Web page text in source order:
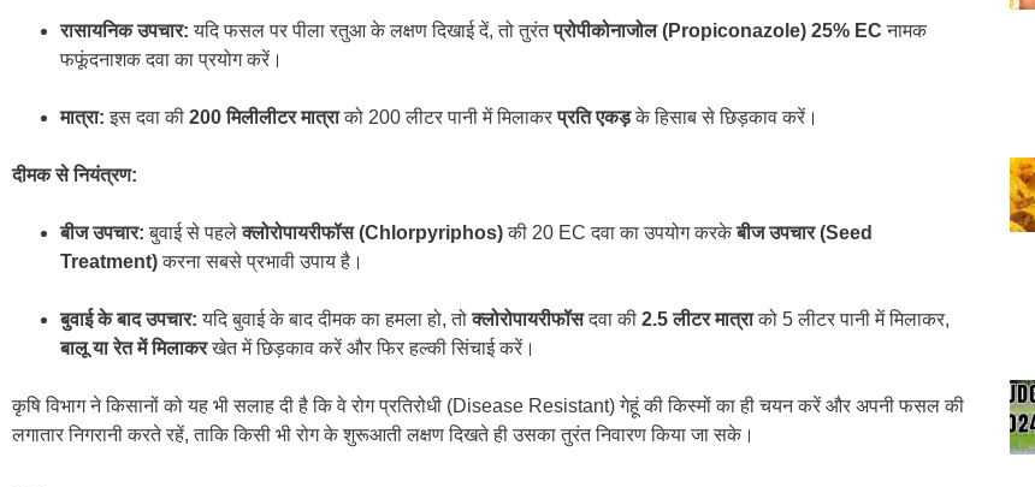
रासायनिक उपचार: यदि फसल पर पीला रतुआ के लक्षण दिखाई दें, तो तुरंतप्रोपीकोनाजोल (Propiconazole) 25% EC नामक
फफूंदनाशक दवा का प्रयोग करें।
मात्रा: इस दवा की 200 मिलीलीटर मात्राको 200 लीटर पानी में मिलाकरप्रति एकड़के हिसाब से छिड़काव करें।
दीमक से नियंत्रण:
बीज उपचार: बुवाई से पहलेक्लोरोपायरीफॉस (Chlorpyriphos)की 20 EC दवा का उपयोग करकेबीज उपचार (Seed
Treatment)करना सबसे प्रभावी उपाय है।
बुवाई के बाद उपचार: यदि बुवाई के बाद दीमक का हमला हो, तोक्लोरोपायरीफॉसदवा की 2.5 लीटर मात्राको 5 लीटर पानी में मिलाकर,
बालू या रेत में मिलाकरखेत में छिड़काव करें और फिर हल्की सिंचाई करें।
कृषि विभाग ने किसानों को यह भी सलाह दी है कि वे रोग प्रतिरोधी (Disease Resistant) गेहूं की किस्मों का ही चयन करें और अपनी फसल की
लगातार निगरानी करते रहें, ताकि किसी भी रोग के शुरूआती लक्षण दिखते ही उसका तुरंत निवारण किया जा सके।